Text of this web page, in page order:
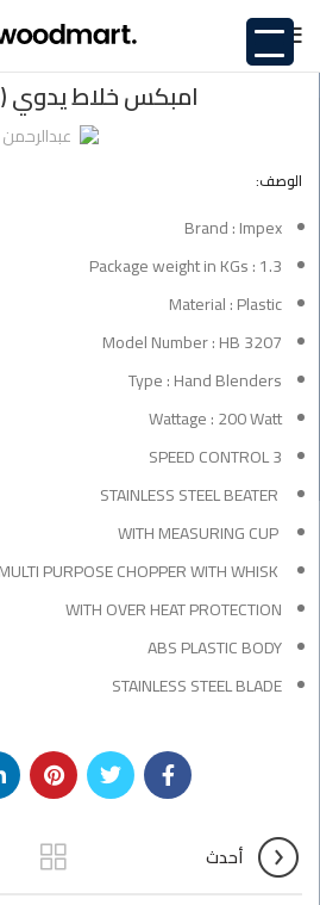
غير مصنف
امبكس خلاط يدوي (HB3207)
عبدالرحمن
الوصف:
Brand : Impex
Package weight in KGs : 1.3
Material : Plastic
Model Number : HB 3207
Type : Hand Blenders
Wattage : 200 Watt
3 SPEED CONTROL
WITH OVER HEAT PROTECTION
ABS PLASTIC BODY
STAINLESS STEEL BLADE
أحدث